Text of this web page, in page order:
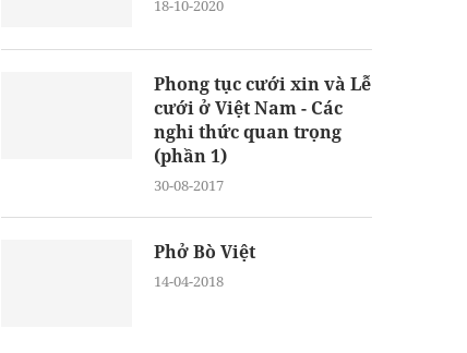
18-10-2020
Phong tục cưới xin và Lễ
cưới ở Việt Nam - Các
nghi thức quan trọng
(phần 1)
30-08-2017
Phở Bò Việt
14-04-2018